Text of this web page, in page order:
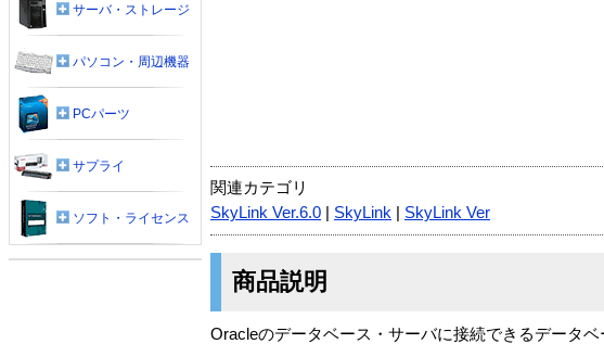
関連カテゴリ
SkyLink Ver.6.0
SkyLink SkyLink Ver
商品説明
Oracleのデータベース・サーバに接続できるデータ
サーバ・ストレージ
パソコン・周辺機器
PCパーツ
サプライ
ソフト・ライセンス